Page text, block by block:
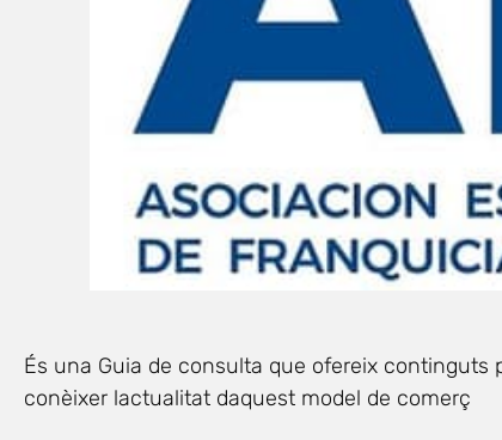
És una Guia de consulta que ofereix
conèixer lactualitat daquest model de comerç